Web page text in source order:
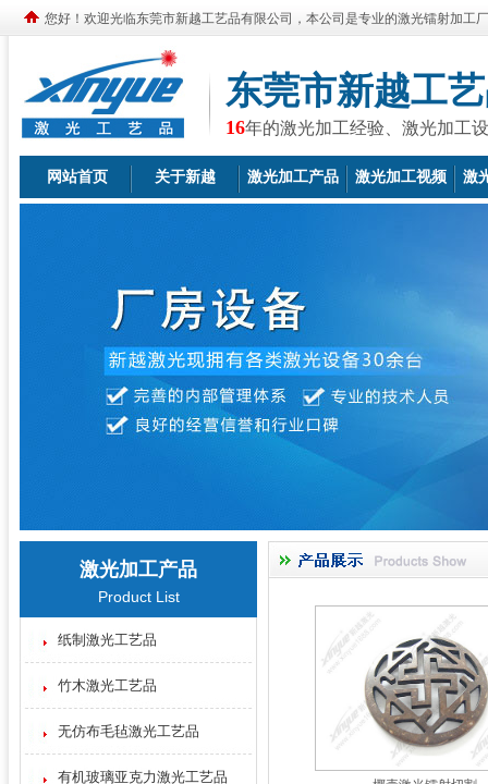
您好！欢迎光临东莞市新越工艺品有限公司，本公司是专业的激光镭射加工
东莞市新越工
16年的激光加工经验、激光加工
网站首页 关于新越 激光加工产品 激光加工视频 激
激光加工产品
Product List
纸制激光工艺品
竹木激光工艺品
无仿布毛毡激光工艺品
有机玻璃亚克力激光工艺品